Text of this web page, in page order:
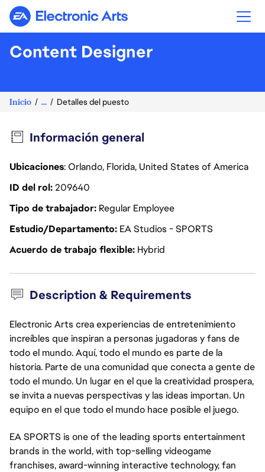
Electronic Arts
Content Designer
Inicio ... Detalles del puesto
Información general
Ubicaciones: Orlando, Florida, United States of America
ID del rol209640
Tipo de trabajador Regular Employee
Estudio/Departamento EA Studios - SPORTS
Acuerdo de trabajo flexible Hybrid
Description & Requirements
Electronic Arts crea experiencias de entretenimiento
increíbles que inspiran a personas jugadoras y fans de
todo el mundo. Aquí, todo el mundo es parte de la
historia. Parte de una comunidad que conecta a gente de
todo el mundo. Un lugar en el que la creatividad prospera,
se invita a nuevas perspectivas y las ideas importan. Un
equipo en el que todo el mundo hace posible el juego.
EA SPORTS is one of the leading sports entertainment
brands in the world, with top-selling videogame
franchises, award-winning interactive technology, fan